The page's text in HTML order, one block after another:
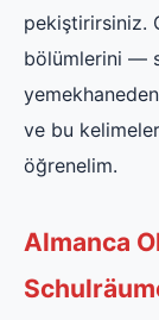
pekiştirirsiniz.
bölümlerini —
ve bu
öğrenelim.
Almanca